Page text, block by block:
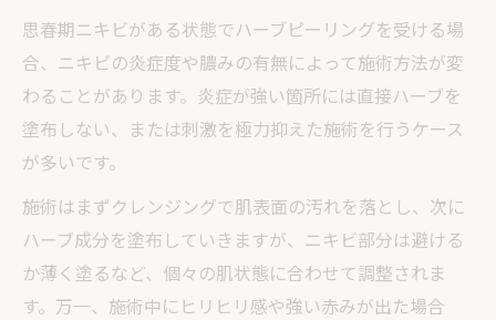
思春期ニキビがある状態でハーブピーリングを受ける場
合、ニキビの炎症度や膿みの有無によって施術方法が変
わることがあります。炎症が強い箇所には直接ハーブを
塗布しない、または刺激を極力抑えた施術を行うケース
が多いです。
施術はまずクレンジングで肌表面の汚れを落とし、次に
ハーブ成分を塗布していきますが、ニキビ部分は避ける
か薄く塗るなど、個々の肌状態に合わせて調整されま
す。万一、施術中にヒリヒリ感や強い赤みが出た場合